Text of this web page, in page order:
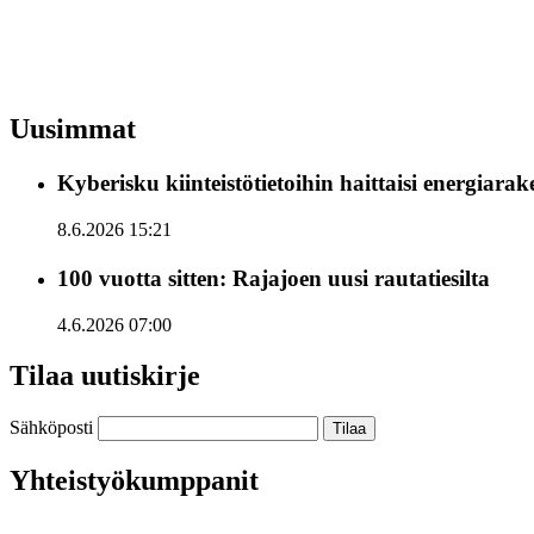
Uusimmat
Kyberisku kiinteistötietoihin haittaisi
8.6.2026 15:21
100 vuotta sitten: Rajajoen uusi rautatiesilta
4.6.2026 07:00
Tilaa uutiskirje
Sähköposti
Yhteistyökumppanit